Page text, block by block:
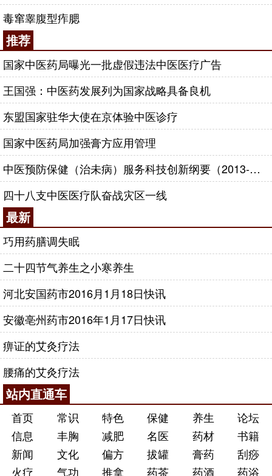
毒窜睾腹型痄腮
推荐
国家中医药局曝光一批虚假违法中医医疗广告
王国强：中医药发展列为国家战略具备良机
东盟国家驻华大使在京体验中医诊疗
国家中医药局加强膏方应用管理
中医预防保健（治未病）服务科技创新纲要（2013-2020年）
四十八支中医医疗队奋战灾区一线
最新
巧用药膳调失眠
二十四节气养生之小寒养生
河北安国药市2016月1月18日快讯
安徽亳州药市2016年1月17日快讯
痹证的艾灸疗法
腰痛的艾灸疗法
站内直通车
首页 常识 特色 保健 养生
论坛
信息
丰胸 减肥 名医 药材
书籍
新闻
文化 偏方 拔罐 膏药
刮痧
火疗
气功 推拿 药茶 药酒 药浴